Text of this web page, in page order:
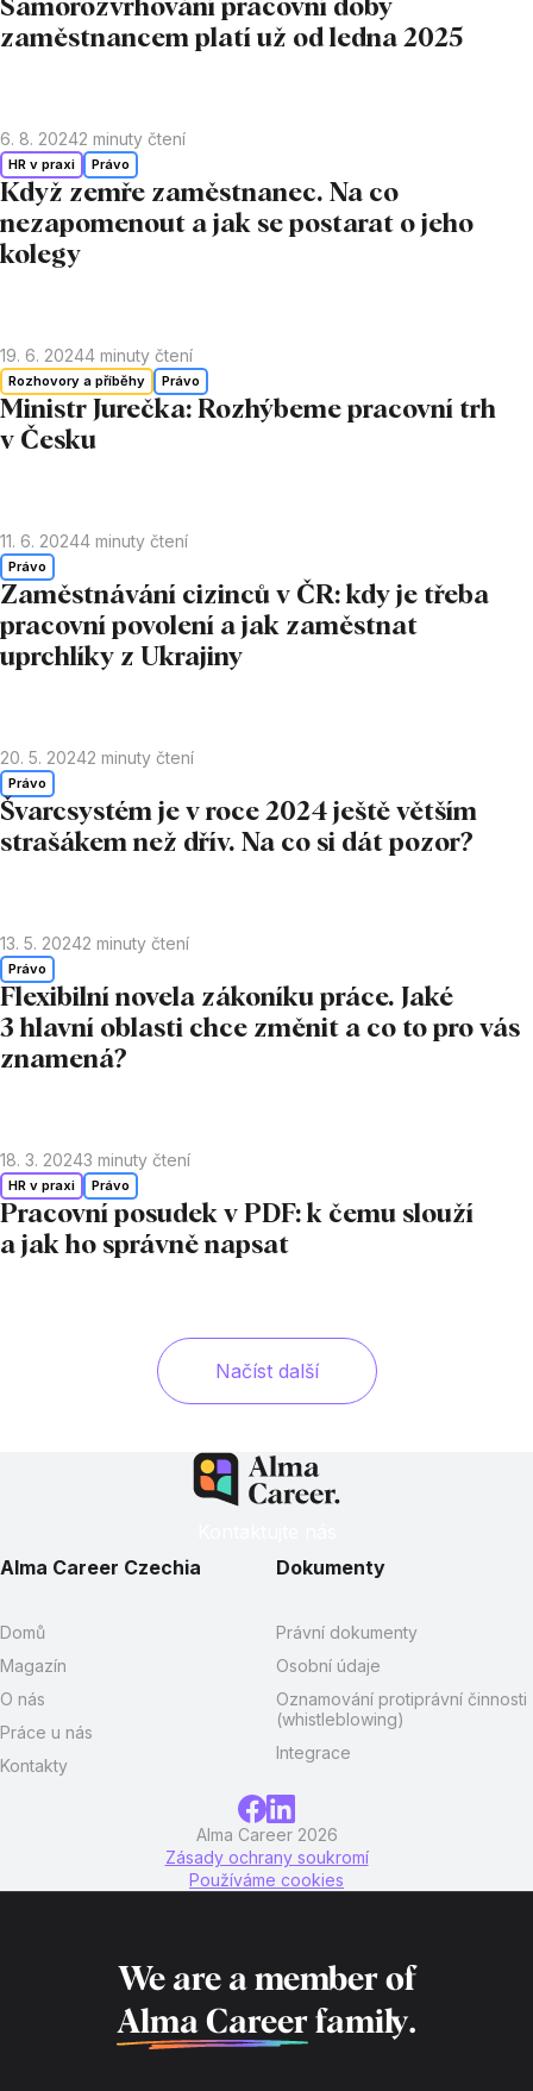
Samorozvrhování pracovní doby
zaměstnancem platí už od ledna 2025
6. 8. 20242 minuty čtení
HR v praxi Právo
Když zemře zaměstnanec. Na co
nezapomenout a jak se postarat o jeho
kolegy
19. 6. 20244 minuty čtení
Rozhovory a příběhy Právo
Ministr Jurečka: Rozhýbeme pracovní trh
v Česku
11. 6. 20244 minuty čtení
Právo
Zaměstnávání cizinců v ČR: kdy je třeba
pracovní povolení a jak zaměstnat
uprchlíky z Ukrajiny
20. 5. 20242 minuty čtení
Právo
Švarcsystém je v roce 2024 ještě větším
strašákem než dřív. Na co si dát pozor?
13. 5. 20242 minuty čtení
Právo
Flexibilní novela zákoníku práce. Jaké
3 hlavní oblasti chce změnit a co to pro vás
znamená?
18. 3. 20243 minuty čtení
HR v praxi Právo
Pracovní posudek v PDF: k čemu slouží
a jak ho správně napsat
Načíst další
Alma Career Czechia
Domů
Magazín
O nás
Práce u nás
Kontakty
Dokumenty
Právní dokumenty
Osobní údaje
Oznamování protiprávní činnosti
(whistleblowing)
Integrace
Alma Career 2026
Zásady ochrany soukromí
Používáme cookies
We are a member of
Alma Career family.